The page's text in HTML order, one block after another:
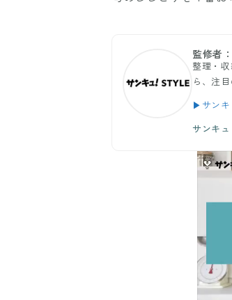
監修者
整理・
ら、注
▶サンキ
サンキ